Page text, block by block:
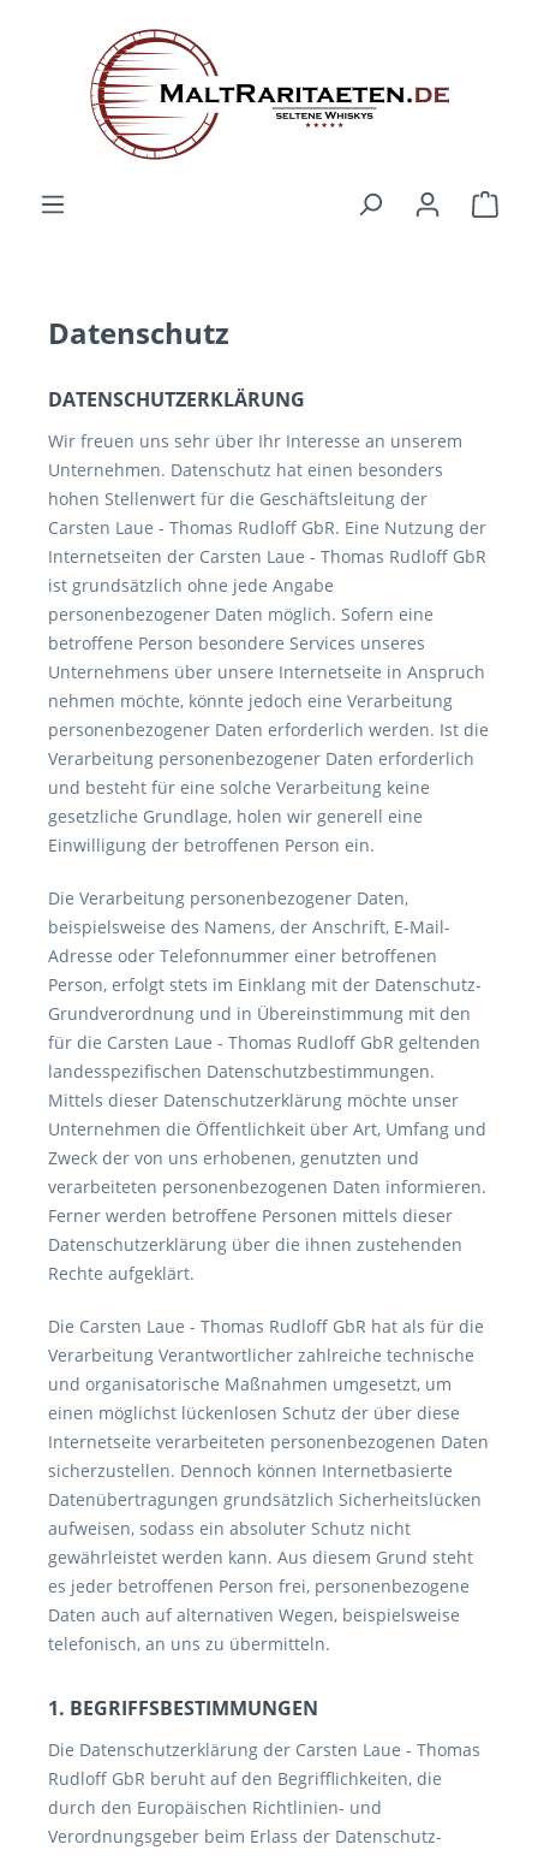
Datenschutz
DATENSCHUTZERKLÄRUNG
Wir freuen uns sehr über Ihr Interesse an unserem
Unternehmen. Datenschutz hat einen besonders
hohen Stellenwert für die Geschäftsleitung der
Carsten Laue - Thomas Rudloff GbR. Eine Nutzung der
Internetseiten der Carsten Laue - Thomas Rudloff GbR
ist grundsätzlich ohne jede Angabe
personenbezogener Daten möglich. Sofern eine
betroffene Person besondere Services unseres
Unternehmens über unsere Internetseite in Anspruch
nehmen möchte, könnte jedoch eine Verarbeitung
personenbezogener Daten erforderlich werden. Ist die
Verarbeitung personenbezogener Daten erforderlich
und besteht für eine solche Verarbeitung keine
gesetzliche Grundlage, holen wir generell eine
Einwilligung der betroffenen Person ein.
Die Verarbeitung personenbezogener Daten,
beispielsweise des Namens, der Anschrift, E-Mail-
Adresse oder Telefonnummer einer betroffenen
Person, erfolgt stets im Einklang mit der Datenschutz-
Grundverordnung und in Übereinstimmung mit den
für die Carsten Laue - Thomas Rudloff GbR geltenden
landesspezifischen Datenschutzbestimmungen.
Mittels dieser Datenschutzerklärung möchte unser
Unternehmen die Öffentlichkeit über Art, Umfang und
Zweck der von uns erhobenen, genutzten und
verarbeiteten personenbezogenen Daten informieren.
Ferner werden betroffene Personen mittels dieser
Datenschutzerklärung über die ihnen zustehenden
Rechte aufgeklärt.
Die Carsten Laue - Thomas Rudloff GbR hat als für die
Verarbeitung Verantwortlicher zahlreiche technische
und organisatorische Maßnahmen umgesetzt, um
einen möglichst lückenlosen Schutz der über diese
Internetseite verarbeiteten personenbezogenen Daten
sicherzustellen. Dennoch können Internetbasierte
Datenübertragungen grundsätzlich Sicherheitslücken
aufweisen, sodass ein absoluter Schutz nicht
gewährleistet werden kann. Aus diesem Grund steht
es jeder betroffenen Person frei, personenbezogene
Daten auch auf alternativen Wegen, beispielsweise
telefonisch, an uns zu übermitteln.
1. BEGRIFFSBESTIMMUNGEN
Die Datenschutzerklärung der Carsten Laue - Thomas
Rudloff GbR beruht auf den Begrifflichkeiten, die
durch den Europäischen Richtlinien- und
Verordnungsgeber beim Erlass der Datenschutz-